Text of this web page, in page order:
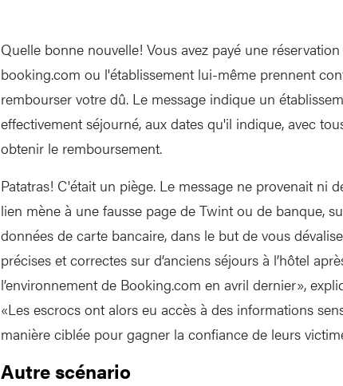
Quelle bonne nouvelle! Vous avez payé une
booking.com ou l'établissement lui-même prennent
rembourser votre dû. Le message indique un
effectivement séjourné, aux dates qu'il indique, avec
obtenir le remboursement.
Patatras! C'était un piège. Le message ne provenait ni
lien mène à une fausse page de Twint ou de banque,
données de carte bancaire, dans le but de vous
précises et correctes sur d’anciens séjours à l’hôtel
l’environnement de Booking.com en avril dernier»,
«Les escrocs ont alors eu accès à des informations
manière ciblée pour gagner la confiance de leurs
Autre scénario